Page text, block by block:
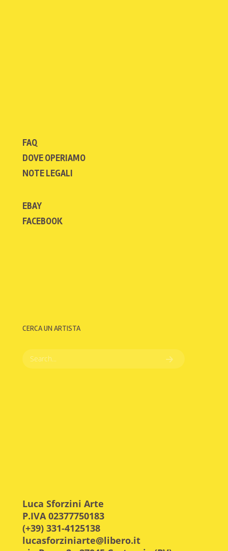
FAQ
DOVE OPERIAMO
NOTE LEGALI
EBAY
FACEBOOK
CERCA UN ARTISTA
Luca Sforzini Arte
P.IVA 02377750183
(+39) 331-4125138
lucasforziniarte@libero.it